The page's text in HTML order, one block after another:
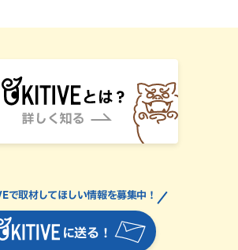
に送る！
で取材してほしい情報を募集中！